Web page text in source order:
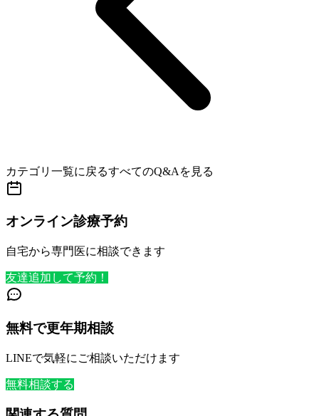
カテゴリ一覧に戻るすべてのQ&Aを見る
オンライン診療予約
自宅から専門医に相談できます
友達追加して予約！
無料で更年期相談
LINEで気軽にご相談いただけます
無料相談する